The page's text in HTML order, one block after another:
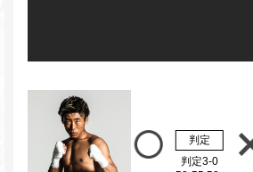
判定
判定3-0